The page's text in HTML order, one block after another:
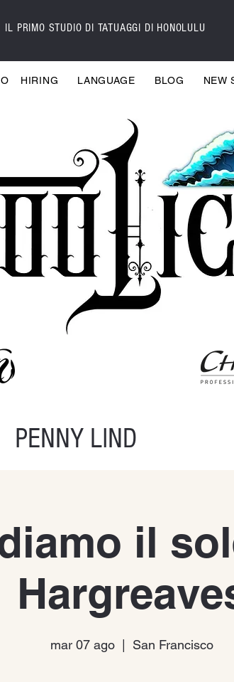
IL PRIMO STUDIO DI TATUAGGI DI HONOLULU
HIRING LANGUAGE BLOG NEW
PENNY LIND
il
mar 07 ago
  |
San Francisco